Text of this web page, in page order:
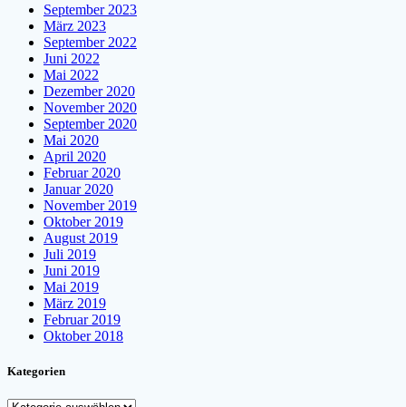
September 2023
März 2023
September 2022
Juni 2022
Mai 2022
Dezember 2020
November 2020
September 2020
Mai 2020
April 2020
Februar 2020
Januar 2020
November 2019
Oktober 2019
August 2019
Juli 2019
Juni 2019
Mai 2019
März 2019
Februar 2019
Oktober 2018
Kategorien